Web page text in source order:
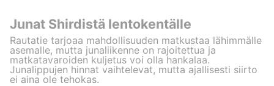
Junat Shirdistä lentokentälle
Rautatie tarjoaa mahdollisuuden matkustaa lähimmälle
asemalle, mutta junaliikenne on rajoitettua ja
matkatavaroiden kuljetus voi olla hankalaa.
Junalippujen hinnat vaihtelevat, mutta ajallisesti siirto
ei aina ole tehokas.